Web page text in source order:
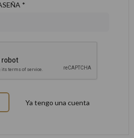
*
Ya tengo una cuenta